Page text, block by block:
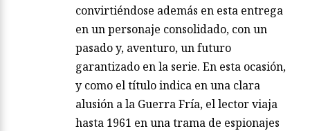
convirtiéndose además en esta entrega
en un personaje consolidado, con un
pasado y, aventuro, un futuro
garantizado en la serie. En esta ocasión,
y como el título indica en una clara
alusión a la Guerra Fría, el lector viaja
hasta 1961 en una trama de espionajes